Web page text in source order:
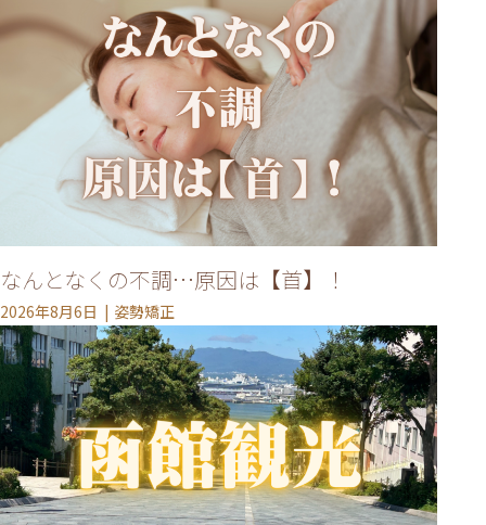
なんとなくの不調…原因は【首】！
2026年8月6日 姿勢矯正